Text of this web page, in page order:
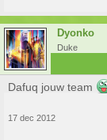
Dyonko
Duke
Dafuq jouw team
17 dec 2012